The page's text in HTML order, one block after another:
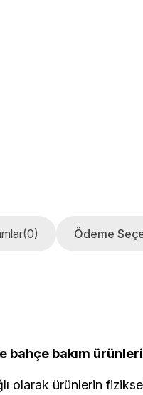
(0) Ödeme
bahçe bakım ürünleri
olarak ürünlerin